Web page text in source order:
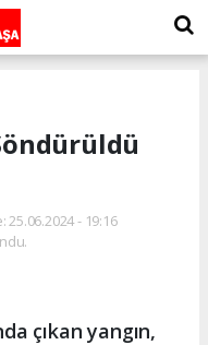
25.06.2024 - 19:16
çıkan yangın,